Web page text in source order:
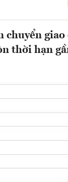
chuyển
thời hạn